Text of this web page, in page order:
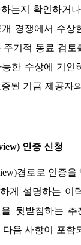
는지 확인하거나
경쟁에서 수상
주기적 동료 검토
한 수상에 기인
된 기금 제공자
인증 신청
경로로 인증을
게 설명하는 이
뒷받침하는 추
다음 사항이 포함